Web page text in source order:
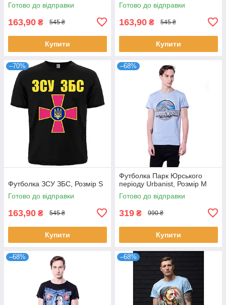
Готово до відправки
163,90 ₴ 545 ₴
Купити
Готово до відправки
163,90 ₴ 545 ₴
Купити
–70%
Футболка ЗСУ ЗБС, Розмір S
Готово до відправки
163,90 ₴ 545 ₴
Купити
–68%
Футболка Парк Юрського
періоду Urbanist, Розмір M
Готово до відправки
319 ₴ 990 ₴
Купити
–68% –68%